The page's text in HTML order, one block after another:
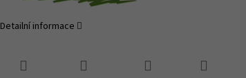
Detailní informace